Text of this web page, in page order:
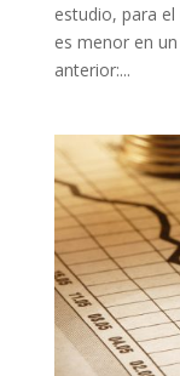
estudio, para
es menor en
anterior:...